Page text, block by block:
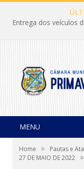
MENU
Home » Pautas e
27 DE MAIO DE 2022 »